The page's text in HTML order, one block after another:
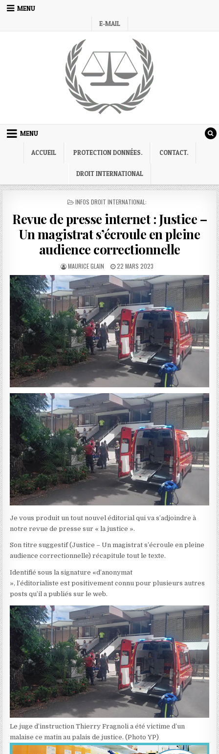
Skip
MENU
E-MAIL
MENU
ACCUEIL PROTECTION DONNÉES. CONTACT.
DROIT INTERNATIONAL
POSTED
INFOS DROIT INTERNATIONAL:
Revue de presse internet : Justice –
Un magistrat s’écroule en pleine
audience correctionnelle
AUTHOR:
MAURICE GLAIN
PUBLISHED
DATE:
22 MARS 2023
Je vous produit un tout nouvel éditorial qui va s’adjoindre à
notre revue de presse sur « la justice ».
Son titre suggestif (Justice – Un magistrat s’écroule en pleine
audience correctionnelle) récapitule tout le texte.
Identifié sous la signature «d’anonymat
», l’éditorialiste est positivement connu pour plusieurs autres
posts qu’il a publiés sur le web.
Le juge d’instruction Thierry Fragnoli a été victime d’un
malaise ce matin au palais de justice. (Photo YP)